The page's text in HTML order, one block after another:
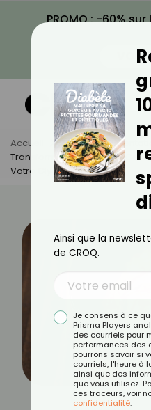
PROMO : -60%
Accueil Actus
Transformez Vos Repas : Cet
Votre Glycémie
Ainsi que la
de CROQ.
Je consens à ce
Prisma Players
des courriels pour
performances des
pourrons savoir si
courriels, l'heure à
ainsi que des
que vous utilisez.
ces traceurs, voir
confidentialité.